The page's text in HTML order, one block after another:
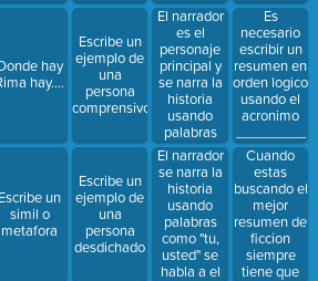
hay
hay....
Escribe un
simil o
metafora
Escribe un
ejemplo de
una
persona
comprensivo
Escribe un
ejemplo de
una
persona
desdichado
ella, ellos"
sabe los
pensamientos
de TODOS
los
personajes
en la
historia.
El narrador
es el
personaje
principal y
se narra la
historia
usando
palabras
como "yo,
me,
nosotros"
sabe
solamente
los
sentimientos
de si
El narrador
se narra la
historia
usando
palabras
como "tu,
usted" se
habla a el
Es
necesario
escribir un
resumen en
orden logico
usando el
acronimo
que tiene
tres letras.
Cuando
estas
buscando el
mejor
resumen de
ficcion
siempre
tiene que